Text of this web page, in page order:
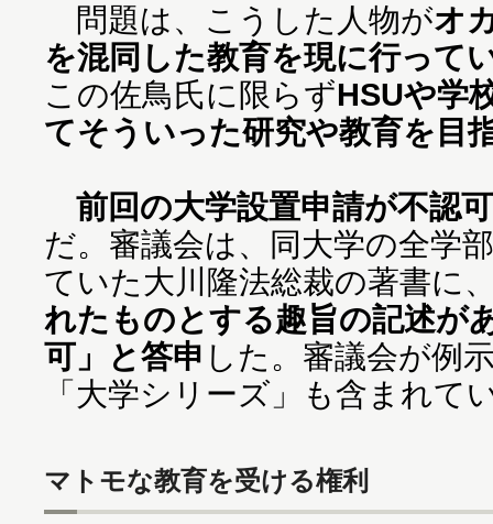
問題は、こうした人物がオ
を混同した教育を現に行って
この佐鳥氏に限らずHSUや学
てそういった研究や教育を目
前回の大学設置申請が不認
だ。審議会は、同大学の全学
ていた大川隆法総裁の著書に
れたものとする趣旨の記述が
可」と答申 した。審議会が例
「大学シリーズ」も含まれて
マトモな教育を受ける権利